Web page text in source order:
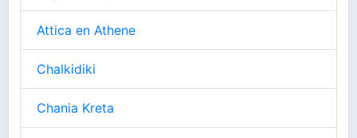
Attica en Athene
Chalkidiki
Chania Kreta